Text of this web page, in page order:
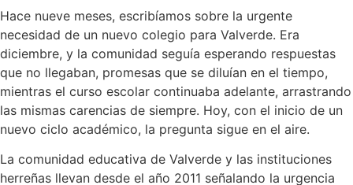
Hace nueve meses, escribíamos sobre la urgente
necesidad de un nuevo colegio para Valverde. Era
diciembre, y la comunidad seguía esperando respuestas
que no llegaban, promesas que se diluían en el tiempo,
mientras el curso escolar continuaba adelante, arrastrando
las mismas carencias de siempre. Hoy, con el inicio de un
nuevo ciclo académico, la pregunta sigue en el aire.
La comunidad educativa de Valverde y las instituciones
herreñas llevan desde el año 2011 señalando la urgencia